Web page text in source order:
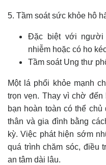
5. Tầm soát sức khỏe hô
Đặc biệt với người
nhiễm hoặc có ho
Tầm soát Ung thư
Một lá phổi khỏe mạnh
trọn vẹn. Thay vì chờ
bạn hoàn toàn có thể
thân và gia đình bằng
kỳ. Việc phát hiện sớm
quá trình chăm sóc, điều
an tâm dài lâu.